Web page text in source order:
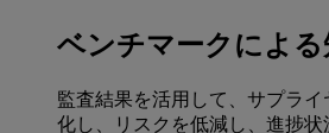
ベンチマークによる
監査結果を活用して、サプラ
化し、リスクを低減し、進捗状